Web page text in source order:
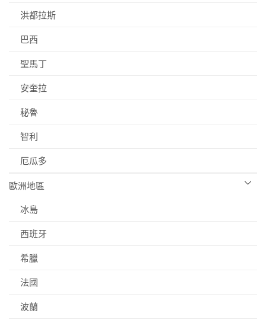
洪都拉斯
巴西
聖馬丁
安奎拉
秘魯
智利
厄瓜多
歐洲地區
冰島
西班牙
希臘
法國
波蘭